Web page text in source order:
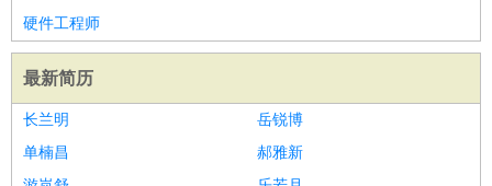
硬件工程师
最新简历
长兰明
岳锐博
单楠昌
郝雅新